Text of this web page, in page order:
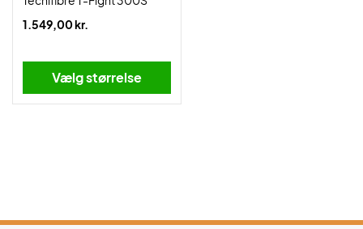
1.549,00 kr.
Vælg størrelse